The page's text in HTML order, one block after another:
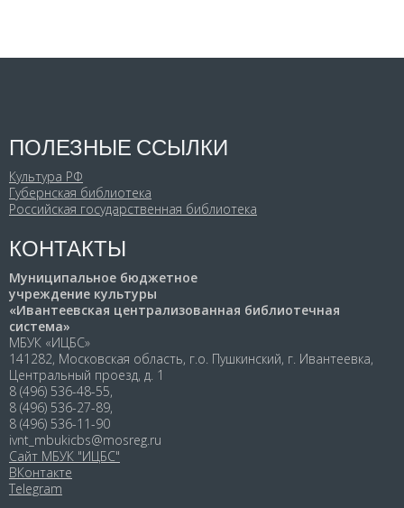
ПОЛЕЗНЫЕ ССЫЛКИ
Культура РФ
Губернская библиотека
Российская государственная библиотека
КОНТАКТЫ
Муниципальное бюджетное
учреждение культуры
«Ивантеевская централизованная библиотечная
система»
МБУК «ИЦБС»
141282, Московская область, г.о. Пушкинский, г. Ивантеевка,
Центральный проезд, д. 1
8 (496) 536-48-55,
8 (496) 536-27-89,
8 (496) 536-11-90
ivnt_mbukicbs@mosreg.ru
Сайт МБУК "ИЦБС"
ВКонтакте
Telegram